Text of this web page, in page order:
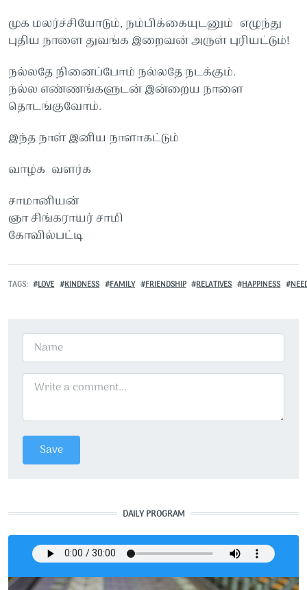
முக மலர்ச்சியோடும், நம்பிக்கையுடனும் எழுந்து
புதிய நாளை துவங்க இறைவன் அருள் புரியட்டும்!
நல்லதே நினைப்போம் நல்லதே நடக்கும்.
நல்ல எண்ணங்களுடன் இன்றைய நாளை
தொடங்குவோம்.
இந்த நாள் இனிய நாளாகட்டும்
வாழ்க வளர்க
சாமானியன்
ஞா சிங்கராயர் சாமி
கோவில்பட்டி
TAGS LOVE KINDNESS FAMILY FRIENDSHIP RELATIVES HAPPINESS
DAILY PROGRAM